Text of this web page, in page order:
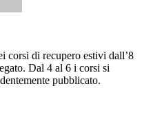
corsi di recupero estivi dall’8
Dal 4 al 6 i corsi si
pubblicato.